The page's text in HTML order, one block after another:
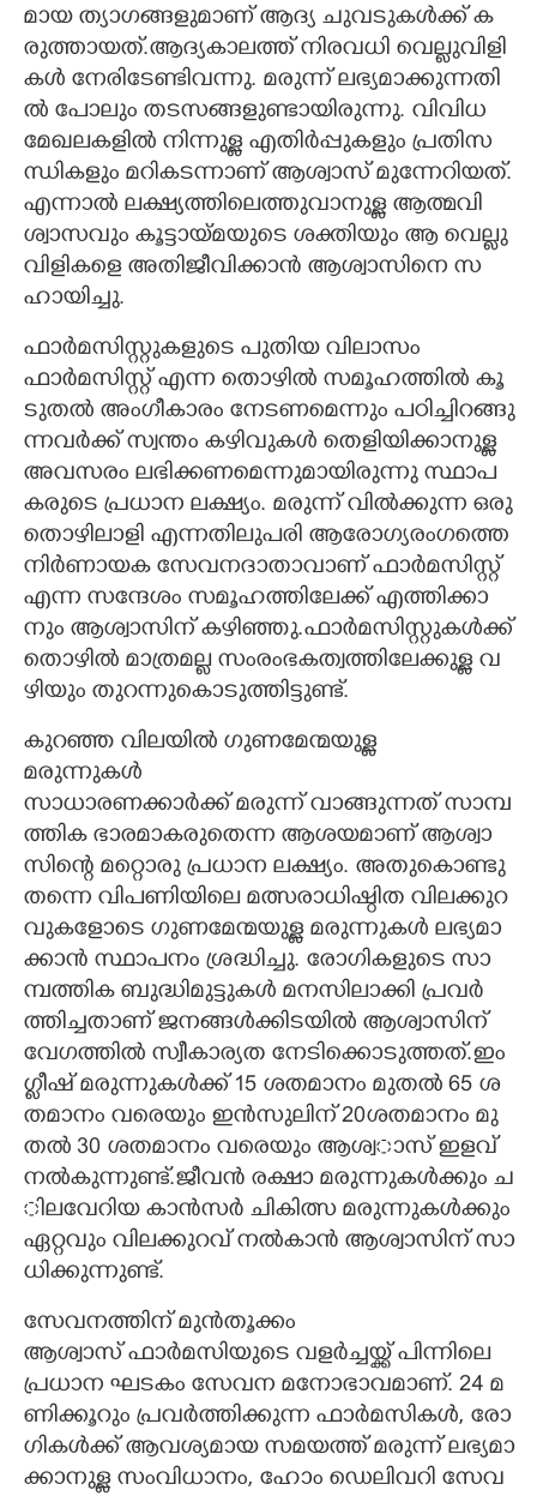
മാ​യ​ ​ത്യാ​ഗ​ങ്ങ​ളു​മാ​ണ് ​ആ​ദ്യ​ ​ചു​വ​ടു​ക​ൾ​ക്ക് ​ക​
രു​ത്താ​യ​ത്.​ആ​ദ്യ​കാ​ല​ത്ത് ​നി​ര​വ​ധി​ ​വെ​ല്ലു​വി​ളി​
ക​ൾ​ ​നേ​രി​ടേ​ണ്ടി​വ​ന്നു.​ ​മ​രു​ന്ന് ​ല​ഭ്യ​മാ​ക്കു​ന്ന​തി​
ൽ​ ​പോ​ലും​ ​ത​ട​സ​ങ്ങ​ളു​ണ്ടാ​യി​രു​ന്നു.​ ​വി​വി​ധ​ ​
മേ​ഖ​ല​ക​ളി​ൽ​ ​നി​ന്നു​ള്ള​ ​എ​തി​ർ​പ്പു​ക​ളും​ ​പ്ര​തി​സ​
ന്ധി​ക​ളും​ ​മ​റി​ക​ട​ന്നാ​ണ് ​ആ​ശ്വാ​സ് ​മു​ന്നേ​റി​യ​ത്.​
​എ​ന്നാ​ൽ​ ​ല​ക്ഷ്യ​ത്തി​ലെ​ത്തു​വാ​നു​ള്ള​ ​ആ​ത്മ​വി​
ശ്വാ​സ​വും​ ​കൂ​ട്ടാ​യ്മ​യു​ടെ​ ​ശ​ക്തി​യും​ ​ആ​ ​വെ​ല്ലു​
വി​ളി​ക​ളെ​ ​അ​തി​ജീ​വി​ക്കാ​ൻ​ ​ആ​ശ്വാ​സി​നെ​ ​സ​
ഹാ​യി​ച്ചു.
ഫാ​ർ​മ​സി​സ്റ്റു​ക​ളു​ടെ​ ​പു​തി​യ​ ​വി​ലാ​സം
ഫാ​ർ​മ​സി​സ്റ്റ് ​എ​ന്ന​ ​തൊ​ഴി​ൽ​ ​സ​മൂ​ഹ​ത്തി​ൽ​ ​കൂ​
ടു​ത​ൽ​ ​അം​ഗീ​കാ​രം​ ​നേ​ട​ണ​മെ​ന്നും​ ​പ​ഠി​ച്ചി​റ​ങ്ങു​
ന്ന​വ​ർ​ക്ക് ​സ്വ​ന്തം​ ​ക​ഴി​വു​ക​ൾ​ ​തെ​ളി​യി​ക്കാ​നു​ള്ള​ ​
അ​വ​സ​രം​ ​ല​ഭി​ക്ക​ണ​മെ​ന്നു​മാ​യി​രു​ന്നു​ ​സ്ഥാ​പ​
ക​രു​ടെ​ ​പ്ര​ധാ​ന​ ​ല​ക്ഷ്യം.​ ​മ​രു​ന്ന് ​വി​ൽ​ക്കു​ന്ന​ ​ഒ​രു​
​തൊ​ഴി​ലാ​ളി​ ​എ​ന്ന​തി​ലു​പ​രി​ ​ആ​രോ​ഗ്യ​രം​ഗ​ത്തെ​ ​
നി​ർ​ണാ​യ​ക​ ​സേ​വ​ന​ദാ​താ​വാ​ണ് ​ഫാ​ർ​മ​സി​സ്റ്റ് ​
എ​ന്ന​ ​സ​ന്ദേ​ശം​ ​സ​മൂ​ഹ​ത്തി​ലേ​ക്ക് ​എ​ത്തി​ക്കാ​
നും​ ​ആ​ശ്വാ​സി​ന് ​ക​ഴി​ഞ്ഞു.​ഫാ​ർ​മ​സി​സ്റ്റു​ക​ൾ​ക്ക്
​തൊ​ഴി​ൽ​ ​മാ​ത്ര​മ​ല്ല​ ​സം​രം​ഭ​ക​ത്വ​ത്തി​ലേ​ക്കു​ള്ള​ ​വ​
ഴി​യും​ ​തു​റ​ന്നു​കൊ​ടു​ത്തി​ട്ടു​ണ്ട്.
കു​റ​ഞ്ഞ​ ​വി​ല​യി​ൽ​ ​ഗു​ണ​മേ​ന്മ​യു​ള്ള​ ​
മ​രു​ന്നു​കൾ
സാ​ധാ​ര​ണ​ക്കാ​ർ​ക്ക് ​മ​രു​ന്ന് ​വാ​ങ്ങു​ന്ന​ത് ​സാ​മ്പ​
ത്തി​ക​ ​ഭാ​ര​മാ​ക​രു​തെ​ന്ന​ ​ആ​ശ​യ​മാ​ണ് ​ആ​ശ്വാ​
സി​ന്റെ​ ​മ​റ്റൊ​രു​ ​പ്ര​ധാ​ന​ ​ല​ക്ഷ്യം.​ ​അ​തു​കൊ​ണ്ടു​
ത​ന്നെ​ ​വി​പ​ണി​യി​ലെ​ ​മ​ത്സ​രാ​ധി​ഷ്ഠി​ത​ ​വി​ല​ക്കു​റ​
വു​ക​ളോ​ടെ​ ​ഗു​ണ​മേ​ന്മ​യു​ള്ള​ ​മ​രു​ന്നു​ക​ൾ​ ​ല​ഭ്യ​മാ​
ക്കാ​ൻ​ ​സ്ഥാ​പ​നം​ ​ശ്ര​ദ്ധി​ച്ചു.​ ​രോ​ഗി​ക​ളു​ടെ​ ​സാ​
മ്പ​ത്തി​ക​ ​ബു​ദ്ധി​മു​ട്ടു​ക​ൾ​ ​മ​ന​സി​ലാ​ക്കി​ ​പ്ര​വ​ർ​
ത്തി​ച്ച​താ​ണ് ​ജ​ന​ങ്ങ​ൾ​ക്കി​ട​യി​ൽ​ ​ആ​ശ്വാ​സി​ന് ​
വേ​ഗ​ത്തി​ൽ​ ​സ്വീ​കാ​ര്യ​ത​ ​നേ​ടി​ക്കൊ​ടു​ത്ത​ത്.​ഇം​
ഗ്ലീ​ഷ് ​മ​രു​ന്നു​ക​ൾ​ക്ക് 15​ ​ശ​ത​മാ​നം​ ​മു​ത​ൽ​ 65​ ​ശ​
ത​മാ​നം​ ​വ​രെ​യും​ ​ഇ​ൻ​സു​ലി​ന് 20​ശ​ത​മാ​നം​ ​മു​
ത​ൽ​ 30​ ​ശ​ത​മാ​നം​ ​വ​രെ​യും​ ​ആ​ശ്വ​ാസ് ​ഇ​ള​വ് ​
ന​ൽ​കു​ന്നു​ണ്ട്.​ജീ​വ​ൻ​ ​ര​ക്ഷാ​ ​മ​രു​ന്നു​ക​ൾ​ക്കും ​ച​
ിലവേ​റി​യ​ ​കാ​ൻ​സ​ർ​ ​ചി​കി​ത്സ​ ​മ​രു​ന്നു​ക​ൾ​ക്കും​
​ഏ​റ്റ​വും​ ​വി​ല​ക്കു​റ​വ് ന​ൽ​കാ​ൻ​ ആ​ശ്വാ​സി​ന് സാ​
ധി​ക്കു​ന്നു​ണ്ട്.
സേ​വ​ന​ത്തി​ന് ​മു​ൻ​തൂ​ക്കം
ആ​ശ്വാ​സ് ​ഫാ​ർ​മ​സി​യു​ടെ​ ​വ​ള​ർ​ച്ച​യ്ക്ക് ​പി​ന്നി​ലെ​ ​
പ്ര​ധാ​ന​ ​ഘ​ട​കം​ ​സേ​വ​ന​ ​മനോ​ഭാ​വ​മാ​ണ്.​ 24​ ​മ​
ണി​ക്കൂ​റും​ ​പ്ര​വ​ർ​ത്തി​ക്കു​ന്ന​ ​ഫാ​ർ​മ​സി​ക​ൾ,​ ​രോ​
ഗി​ക​ൾ​ക്ക് ​ആ​വ​ശ്യ​മാ​യ​ ​സ​മ​യ​ത്ത് ​മ​രു​ന്ന് ​ല​ഭ്യ​മാ​
ക്കാ​നു​ള്ള​ ​സം​വി​ധാ​നം,​ ​ഹോം​ ​ഡെ​ലി​വ​റി​ ​സേ​വ​